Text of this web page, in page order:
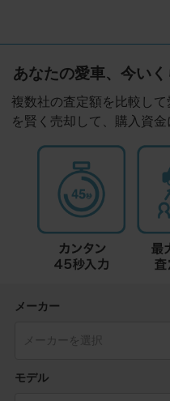
あなたの愛車、今いく
複数社の査定額を比較し
を賢く売却して、購入資金
メーカー
モデル